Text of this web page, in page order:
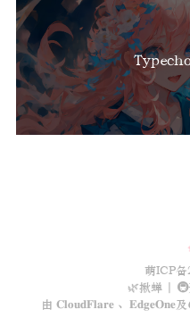
萌ICP
🌿揪蝉 |
由 𝐂𝐥𝐨𝐮𝐝𝐅𝐥𝐚𝐫𝐞 、 𝐄𝐝𝐠𝐞𝐎𝐧𝐞及